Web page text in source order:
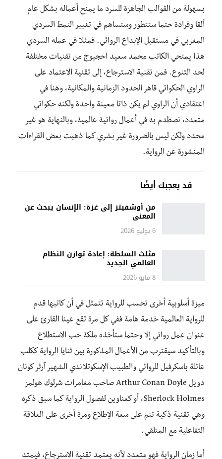
بسهولة من القوالب الجاهزة للسرد ما يمنح أعماله بشكل عام
ألقا وفرادة حتما ستتطور وستساهم في تغيير النمط السردي
المغربي في مستقبل الإبداع الروائي. فمثلا في عمله السردي
هذا يمتحي الكاتب محمد سعيد احجيوج من تقنيات مختلفة
لحد التنوع. فمن تقنية الاسترجاع، إلى تقنية الاعتماد على
الراوي الحكواتي قاهر الحدود الزمانية والمكانية، وهنا في
اعتقادي أن الراوي لم يكن ذاتا معينة واحدة ولكنه حكواتي
متعدد، نصطدم به في أعمال روائية عالمية، وبالنهاية هو غير
محدد ولكن ليس بالضرورة غير بشري كما ذهبت بعض القراءات
المنشورة عن الرواية.
قد يعجبك أيضًا
من أوشفيتز إلى غزة: الإنسان يبحث عن
المعنى
6 يوليو 2026
مثلث السلطة: إعادة توازن النظام
العالمي الجديد
8 مايو 2026
ميزة أسلوبية أخرى تحسب للرواية تتمثل في أن كاتبها قدم
للرواية العالمية خدمة هامة ففي كل مرة تقع عينا القارئ على
عنوان عمل روائي إلا وحتما ستأخذه ملكة حب الاستطلاع
وبالتأكيد سيقترب من الأعمال المذكورة بين ثنايا الرواية ككلب
عائلة باسكرفيل للروائي والطبيب الإسكوتلاندي الشهير آرثر كونان
دويل Arthur Conan Doyle صاحب مغامرات شرلوك هولمز
Sherlock Holmes، أو كعناوين لفصول الرواية كما سبق ذكره
وهي تقنية ذكية تنم على سعة الإطلاع ومرة أخرى على العلاقة
التفاعلية مع المتلقي.
أما زمان الرواية فهو متعدد لأنه يعتمد تقنية الاسترجاع، فيمتد